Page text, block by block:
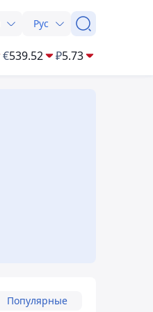
Рус
€539.52 ₽5.73
Популярные